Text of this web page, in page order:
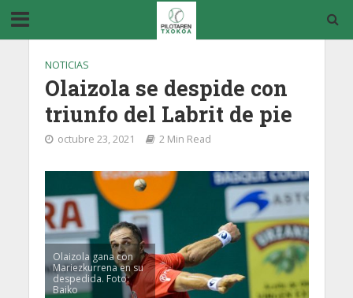
NOTICIAS
Olaizola se despide con
triunfo del Labrit de pie
octubre 23, 2021 2 Min Read
Olaizola gana con
Mariezkurrena en su
despedida. Foto:
Baiko